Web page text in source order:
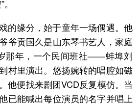
的缘分，始于童年一场偶遇。他
爷贡国久是山东琴书艺人，家庭
那年，一个民间班社——蚌埠刘
村里演出。悠扬婉转的唱腔如磁
他便找来剧团VCD反复模仿。当
已能喊出每位演员的名字并唱上